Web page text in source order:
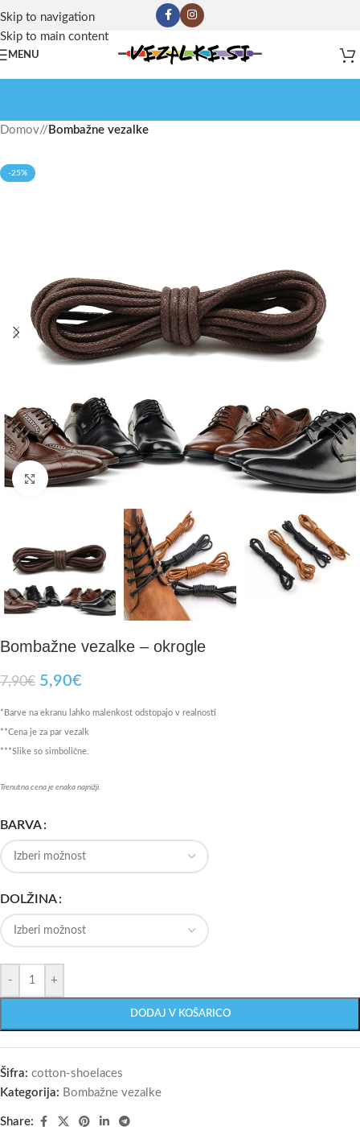
Skip to navigation
Skip to main content
MENU
Domov/ Bombažne vezalke
-25%
Click to enlarge
Bombažne vezalke – okrogle
7,90€ 5,90€
*Barve na ekranu lahko malenkost odstopajo v realnosti
**Cena je za par vezalk
***Slike so simbolične.
Trenutna cena je enaka najnižji.
BARVA
DOLŽINA
- +
DODAJ V KOŠARICO
Šifra: cotton-shoelaces
Kategorija: Bombažne vezalke
Share: